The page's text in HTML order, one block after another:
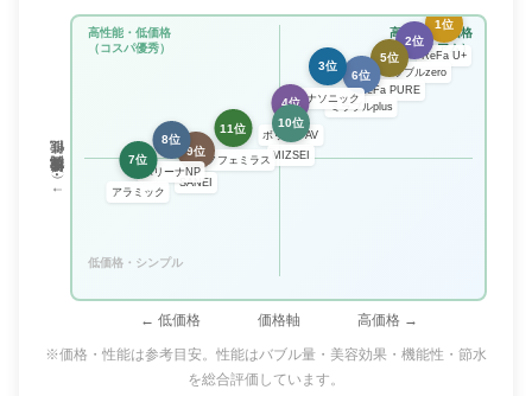
↑ 高性能（美容・洗浄・機能）／ 低性能 ↓
高性能・低価格
（コスパ優秀）
高性能・高価格
（プレミアム）
低価格・シンプル
1位
ReFa U+
2位
ミラブルzero
5位
ReFa PURE
6位
ミラブルplus
3位
パナソニック
4位
ボリーナAV
10位
MIZSEI
11位
ナノフェミラス
9位
SANEI
8位
ボリーナNP
7位
アラミック
← 低価格 価格軸 高価格 →
※価格・性能は参考目安。性能はバブル量・美容効果・機能性・節水
を総合評価しています。